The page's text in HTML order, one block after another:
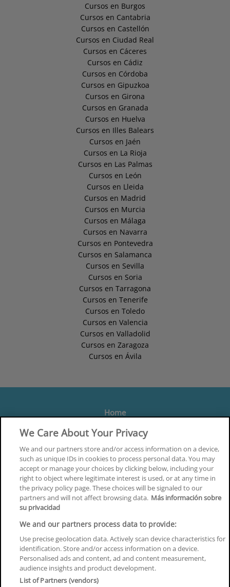
Cursos en Burgos
Cursos en Cantabria
Cursos en Castellón
Cursos en Ciudad Real
Cursos en Cáceres
Cursos en Cádiz
Cursos en Córdoba
Cursos en Gipuzkoa
Cursos en Girona
Cursos en Granada
Cursos en Huelva
Cursos en Illes Balears
Cursos en Jaén
Cursos en La Rioja
Cursos en Las Palmas
Cursos en León
Cursos en Lleida
Cursos en Madrid
Cursos en Murcia
Cursos en Málaga
Cursos en Navarra
Cursos en Pontevedra
Cursos en Salamanca
Cursos en Sevilla
Cursos en Soria
Cursos en Tarragona
Cursos en Tenerife
Cursos en Toledo
Cursos en Valencia
Cursos en Valladolid
Cursos en Zaragoza
Cursos en Ávila
Home
Formación
Centros
Orientación
Quiénes somos
Contacta
Política de Privacidad
Política de Cookies
Canal Ético
We Care About Your Privacy
We and our partners store and/or access information on a device,
such as unique IDs in cookies to process personal data. You may
accept or manage your choices by clicking below, including your
right to object where legitimate interest is used, or at any time in
the privacy policy page. These choices will be signaled to our
partners and will not affect browsing data. Más información sobre
su privacidad
We and our partners process data to provide:
Use precise geolocation data. Actively scan device characteristics for
identification. Store and/or access information on a device.
Personalised ads and content, ad and content measurement,
audience insights and product development.
List of Partners (vendors)